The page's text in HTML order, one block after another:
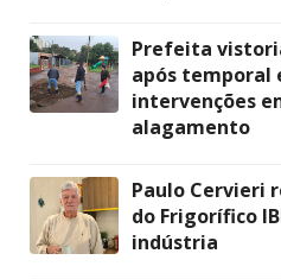
Prefeita
após temporal
intervenções
alagamento
Paulo Cervieri
do Frigorífico
indústria